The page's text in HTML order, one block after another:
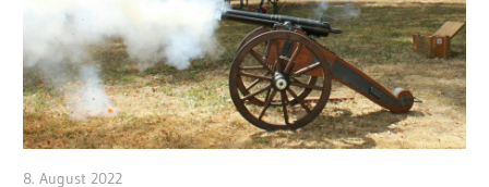
8. August 2022